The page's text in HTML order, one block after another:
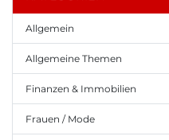
Allgemein
Allgemeine Themen
Finanzen & Immobilien
Frauen / Mode